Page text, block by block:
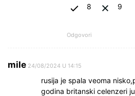
8 9
Odgovori
mile 24/08/2024 U 14:15
rusija je spala veoma
godina britanski celenzeri